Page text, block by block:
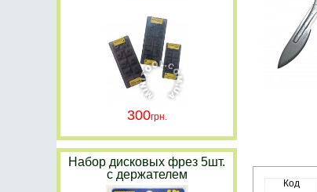
Код
300
Набор дисковых фрез 5шт.
с держателем